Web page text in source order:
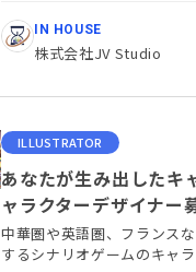
IN HOUSE
株式会社JV Studio
ILLUSTRATOR
あなたが生み出したキ
ャラクターデザイナー
中華圏や英語圏、フランス
するシナリオゲームのキャ